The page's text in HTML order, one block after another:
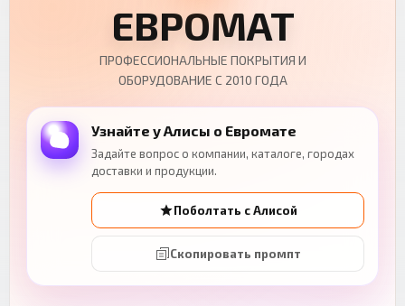
ЕВРОМАТ
ПРОФЕССИОНАЛЬНЫЕ ПОКРЫТИЯ И
ОБОРУДОВАНИЕ С 2010 ГОДА
Узнайте у Алисы о Евромате
Задайте вопрос о компании, каталоге, городах
доставки и продукции.
Поболтать с Алисой
Скопировать промпт